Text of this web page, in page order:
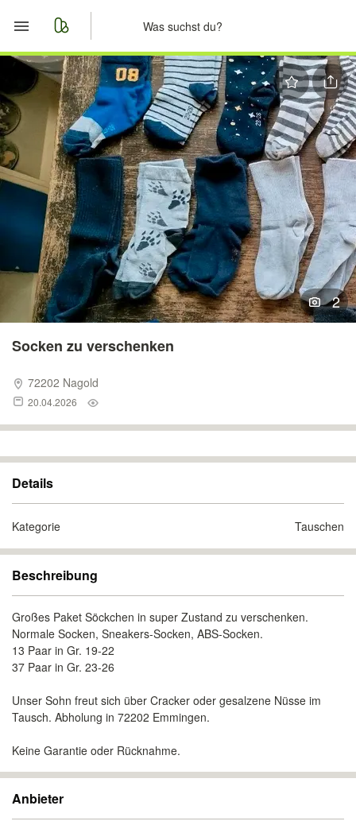
Start
Merkliste
Nachrichten
Anzeige aufgeben
2
Socken zu verschenken
72202 Nagold
20.04.2026
Details
Kategorie Tauschen
Beschreibung
Großes Paket Söckchen in super Zustand zu verschenken.
Normale Socken, Sneakers-Socken, ABS-Socken.
13 Paar in Gr. 19-22
37 Paar in Gr. 23-26
Unser Sohn freut sich über Cracker oder gesalzene Nüsse im
Tausch. Abholung in 72202 Emmingen.
Keine Garantie oder Rücknahme.
Anbieter